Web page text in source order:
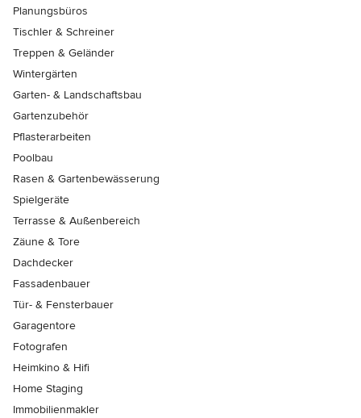
Planungsbüros
Tischler & Schreiner
Treppen & Geländer
Wintergärten
Garten- & Landschaftsbau
Gartenzubehör
Pflasterarbeiten
Poolbau
Rasen & Gartenbewässerung
Spielgeräte
Terrasse & Außenbereich
Zäune & Tore
Dachdecker
Fassadenbauer
Tür- & Fensterbauer
Garagentore
Fotografen
Heimkino & Hifi
Home Staging
Immobilienmakler